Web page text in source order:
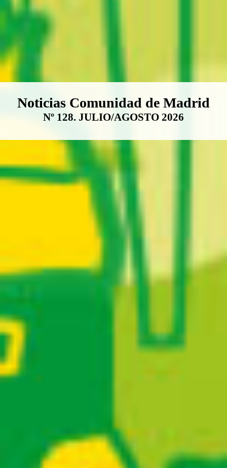
Boletín Noticias Comunidad de
Noticias Comunidad de Madrid
Nº 128. JULIO/AGOSTO 2026